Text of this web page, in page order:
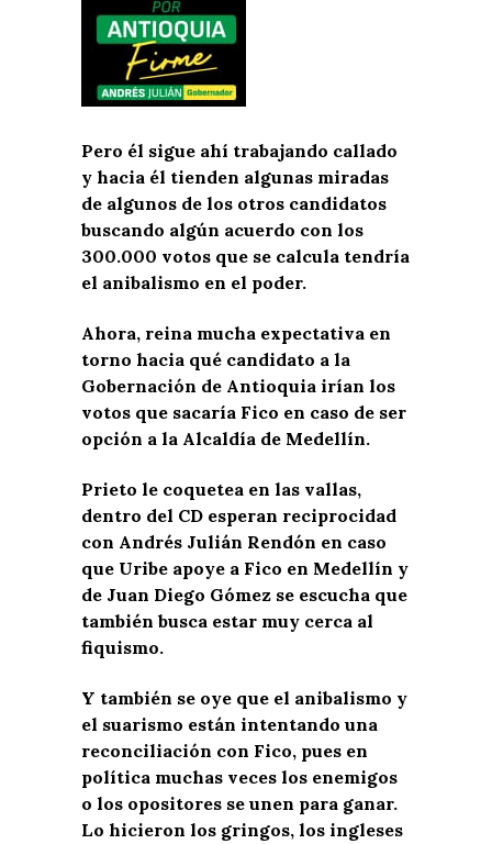
Pero él sigue ahí trabajando callado
y hacia él tienden algunas miradas
de algunos de los otros candidatos
buscando algún acuerdo con los
300.000 votos que se calcula tendría
el anibalismo en el poder.
Ahora, reina mucha expectativa en
torno hacia qué candidato a la
Gobernación de Antioquia irían los
votos que sacaría Fico en caso de ser
opción a la Alcaldía de Medellín.
Prieto le coquetea en las vallas,
dentro del CD esperan reciprocidad
con Andrés Julián Rendón en caso
que Uribe apoye a Fico en Medellín y
de Juan Diego Gómez se escucha que
también busca estar muy cerca al
fiquismo.
Y también se oye que el anibalismo y
el suarismo están intentando una
reconciliación con Fico, pues en
política muchas veces los enemigos
o los opositores se unen para ganar.
Lo hicieron los gringos, los ingleses